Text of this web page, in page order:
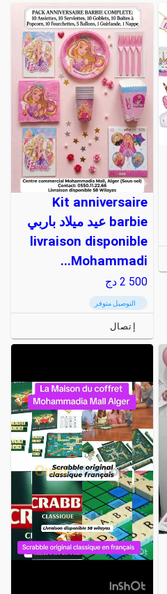
Kit anniversaire
barbie عيد ميلاد باربي
livraison disponible
Mohammadi...
2 500 دج
التوصيل متوفر
إتصال